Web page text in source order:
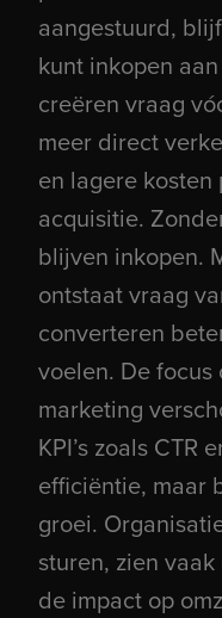
Marketplaces
Cloud Engineer
DATA & INTELLIGENCE
Senior Social
ADVERTISING
Senior SEA
Performance
CLIENT SERVICES &
Senior SEO
ORGANIC ADWISE
aangestuurd,
kunt inkopen
creëren vraag
meer direct
en lagere kosten
acquisitie.
blijven inkopen.
ontstaat vraag
converteren
voelen. De
marketing
KPI’s zoals CTR
efficiëntie, maar
groei.
sturen, zien
de impact op